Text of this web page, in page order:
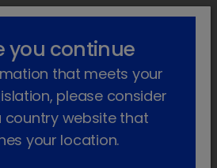
-->
lock_outline search menu
compagnia
Dermatologia
Malassezia
you continue
that meets your
please consider
country website that
your location.